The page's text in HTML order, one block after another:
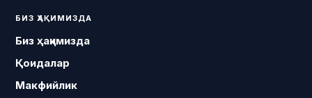
БИЗ ҲАҚИМИЗДА
Биз ҳақимизда
Қоидалар
Макфийлик